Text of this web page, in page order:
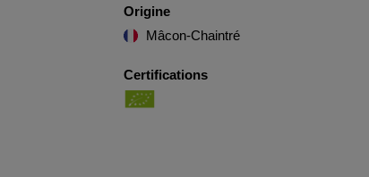
Origine
Mâcon-Chaintré
Certifications